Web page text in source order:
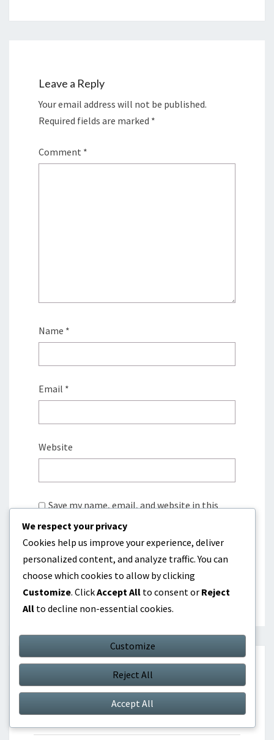
Leave a Reply
Your email address will not be published.
Required fields are marked *
Comment *
Name *
Email *
Website
Save my name, email, and website in this
browser for the next time I comment.
最近の投稿
フランチェスコ・トッティ：ワールドカップ、
We respect your privacy
Cookies help us improve your experience, deliver
personalized content, and analyze traffic. You can
choose which cookies to allow by clicking
Customize. ClickAccept All to consent or Reject
All to decline non-essential cookies.
Customize
Reject All
Accept All